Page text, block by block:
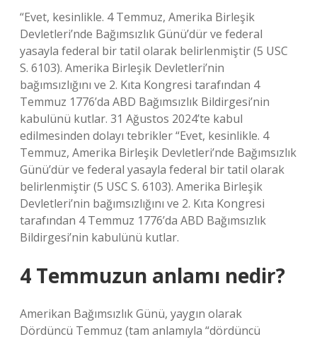
“Evet, kesinlikle. 4 Temmuz, Amerika Birleşik
Devletleri’nde Bağımsızlık Günü’dür ve federal
yasayla federal bir tatil olarak belirlenmiştir (5 USC
S. 6103). Amerika Birleşik Devletleri’nin
bağımsızlığını ve 2. Kıta Kongresi tarafından 4
Temmuz 1776’da ABD Bağımsızlık Bildirgesi’nin
kabulünü kutlar. 31 Ağustos 2024’te kabul
edilmesinden dolayı tebrikler “Evet, kesinlikle. 4
Temmuz, Amerika Birleşik Devletleri’nde Bağımsızlık
Günü’dür ve federal yasayla federal bir tatil olarak
belirlenmiştir (5 USC S. 6103). Amerika Birleşik
Devletleri’nin bağımsızlığını ve 2. Kıta Kongresi
tarafından 4 Temmuz 1776’da ABD Bağımsızlık
Bildirgesi’nin kabulünü kutlar.
4 Temmuzun anlamı nedir?
Amerikan Bağımsızlık Günü, yaygın olarak
Dördüncü Temmuz (tam anlamıyla “dördüncü